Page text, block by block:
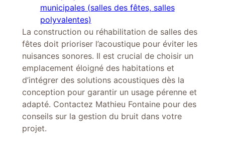
municipales (salles des fêtes, salles
polyvalentes)
La construction ou réhabilitation de salles des
fêtes doit prioriser l’acoustique pour éviter les
nuisances sonores. Il est crucial de choisir un
emplacement éloigné des habitations et
d’intégrer des solutions acoustiques dès la
conception pour garantir un usage pérenne et
adapté. Contactez Mathieu Fontaine pour des
conseils sur la gestion du bruit dans votre
projet.